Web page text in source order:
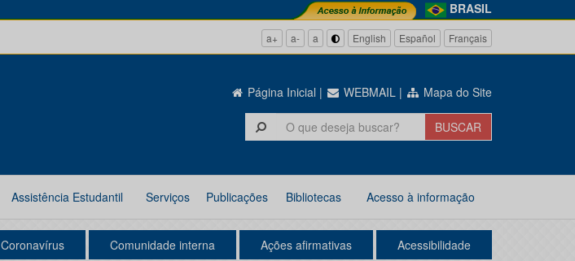
BRASIL
a+ a- a English Español Français
Página Inicial | WEBMAIL | Mapa do Site
Assistência Estudantil Serviços Publicações Bibliotecas Acesso à informação
Coronavírus Comunidade interna Ações afirmativas Acessibilidade